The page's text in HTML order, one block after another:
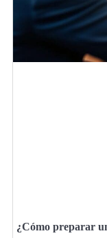
¿Cómo preparar